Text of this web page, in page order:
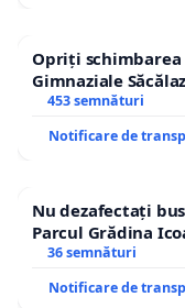
Opriți
Gimnaziale Săcălaz
453 semnături
Notificare de
Nu dezafectați
Parcul Grădina
36 semnături
Notificare de